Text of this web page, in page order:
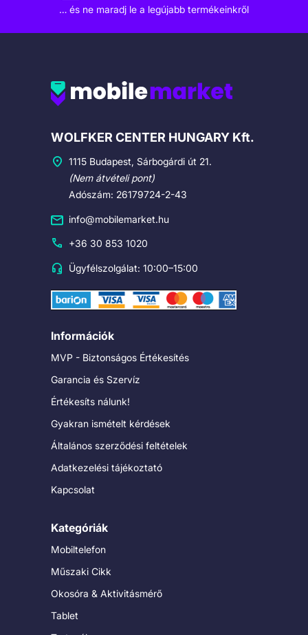
… és ne maradj le a legújabb termékeinkről
Cégadatok
WOLFKER CENTER HUNGARY Kft.
1115 Budapest, Sárbogárdi út 21.
(Nem átvételi pont)
Adószám: 26179724-2-43
info@mobilemarket.hu
+36 30 853 1020
Ügyfélszolgálat: 10:00–15:00
Információk
MVP - Biztonságos Értékesítés
Garancia és Szervíz
Értékesíts nálunk!
Gyakran ismételt kérdések
Általános szerződési feltételek
Adatkezelési tájékoztató
Kapcsolat
Kategóriák
Mobiltelefon
Műszaki Cikk
Okosóra & Aktivitásmérő
Tablet